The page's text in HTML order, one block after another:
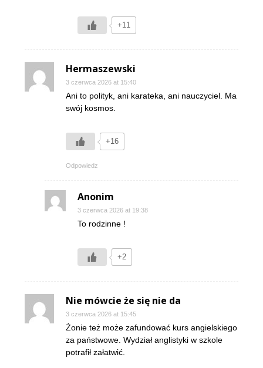
+11
Hermaszewski
3 czerwca 2026 at 15:40
Ani to polityk, ani karateka, ani nauczyciel. Ma
swój kosmos.
+16
Odpowiedz
Anonim
3 czerwca 2026 at 19:38
To rodzinne !
+2
Nie mówcie że się nie da
3 czerwca 2026 at 15:45
Żonie też może zafundować kurs angielskiego
za państwowe. Wydział anglistyki w szkole
potrafił załatwić.